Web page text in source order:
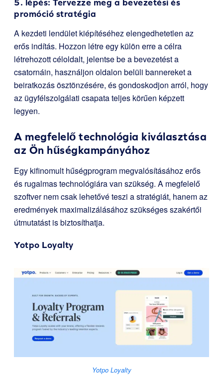
5. lépés: Tervezze meg a bevezetési és
promóció stratégia
A kezdeti lendület kiépítéséhez elengedhetetlen az
erős indítás. Hozzon létre egy külön erre a célra
létrehozott céloldalt, jelentse be a bevezetést a
csatornáin, használjon oldalon belüli bannereket a
beiratkozás ösztönzésére, és gondoskodjon arról, hogy
az ügyfélszolgálati csapata teljes körűen képzett
legyen.
A megfelelő technológia kiválasztása
az Ön hűségkampányához
Egy kifinomult hűségprogram megvalósításához erős
és rugalmas technológiára van szükség. A megfelelő
szoftver nem csak lehetővé teszi a stratégiát, hanem az
eredmények maximalizálásához szükséges szakértői
útmutatást is biztosíthatja.
Yotpo Loyalty
Yotpo Loyalty